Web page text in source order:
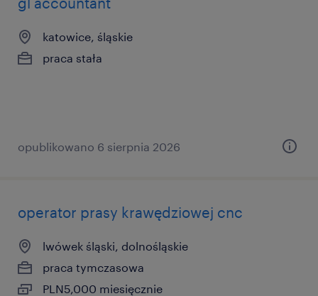
katowice, śląskie
praca stała
opublikowano 6 sierpnia 2026
operator prasy krawędziowej cnc
lwówek śląski, dolnośląskie
praca tymczasowa
PLN5,000 miesięcznie